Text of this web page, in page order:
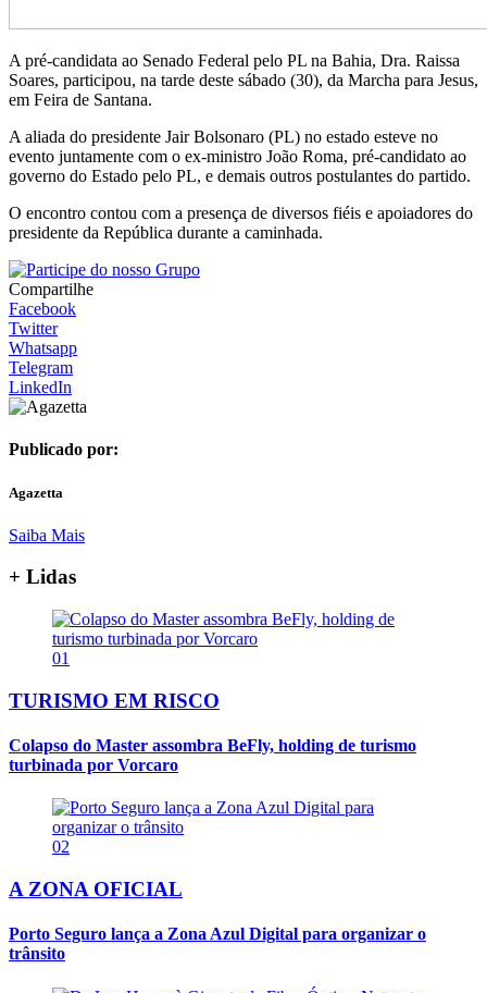
A pré-candidata ao Senado Federal pelo PL na Bahia, Dra. Raissa
Soares, participou, na tarde deste sábado (30), da Marcha para Jesus,
em Feira de Santana.
A aliada do presidente Jair Bolsonaro (PL) no estado esteve no
evento juntamente com o ex-ministro João Roma, pré-candidato ao
governo do Estado pelo PL, e demais outros postulantes do partido.
O encontro contou com a presença de diversos fiéis e apoiadores do
presidente da República durante a caminhada.
Compartilhe
Facebook
Twitter
Whatsapp
Telegram
LinkedIn
Publicado por:
Agazetta
Saiba Mais
+ Lidas
01
TURISMO EM RISCO
Colapso do Master assombra BeFly, holding de turismo
turbinada por Vorcaro
02
A ZONA OFICIAL
Porto Seguro lança a Zona Azul Digital para organizar o
trânsito